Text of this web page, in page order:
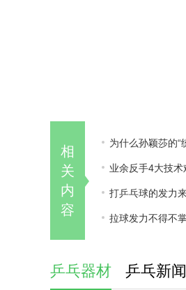
相
关
内
容
乒乓器材 乒乓新闻